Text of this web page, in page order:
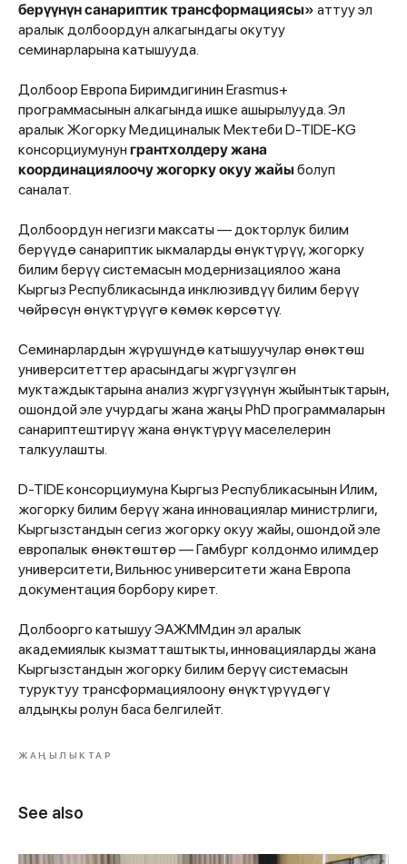
берүүнүн санариптик трансформациясы» аттуу эл
аралык долбоордун алкагындагы окутуу
семинарларына катышууда.
Долбоор Европа Биримдигинин Erasmus+
программасынын алкагында ишке ашырылууда. Эл
аралык Жогорку Медициналык Мектеби D-TIDE-KG
консорциумунун грантхолдеру жана
координациялоочу жогорку окуу жайы болуп
саналат.
Долбоордун негизги максаты — докторлук билим
берүүдө санариптик ыкмаларды өнүктүрүү, жогорку
билим берүү системасын модернизациялоо жана
Кыргыз Республикасында инклюзивдүү билим берүү
чөйрөсүн өнүктүрүүгө көмөк көрсөтүү.
Семинарлардын жүрүшүндө катышуучулар өнөктөш
университеттер арасындагы жүргүзүлгөн
муктаждыктарына анализ жүргүзүүнүн жыйынтыктарын,
ошондой эле учурдагы жана жаңы PhD программаларын
санариптештирүү жана өнүктүрүү маселелерин
талкуулашты.
D-TIDE консорциумуна Кыргыз Республикасынын Илим,
жогорку билим берүү жана инновациялар министрлиги,
Кыргызстандын сегиз жогорку окуу жайы, ошондой эле
европалык өнөктөштөр — Гамбург колдонмо илимдер
университети, Вильнюс университети жана Европа
документация борбору кирет.
Долбоорго катышуу ЭАЖММдин эл аралык
академиялык кызматташтыкты, инновацияларды жана
Кыргызстандын жогорку билим берүү системасын
туруктуу трансформациялоону өнүктүрүүдөгү
алдыңкы ролун баса белгилейт.
ЖАҢЫЛЫКТАР
See also